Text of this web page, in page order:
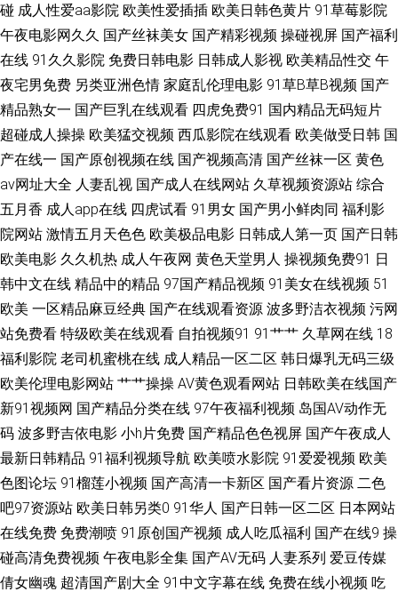
干 91传媒真人视频 www欧日美韩 九1免费网站 美欧国伦理片14 少妇人妻一
二三区 老熟女视频一区二区三 探花导航 51视频 91丝瓜视频在线播放 韩国
AA毛片 美女搞黄免费91 日韩东京热99 91超碰人人狠狠操 91在线精品视频
导航 福利看片 久久人妻 日韩欧美午夜场 在线观看成人 91免得网址 美女免
精品 91九色porn蝌科 豆花黑料看片跳转 男人手机ab天堂 一本道成人AV 91
网站做爱 国产欧美线熟精 玖玖资中文字幕视频 探花AV在线网站 亚洲色图在
线播放 AV五月花男人天堂 人妖网站 婷婷五月激情五月一本 91V观看视频
92AV视频 国产日本精品久久 欧美亚洲变态视 性欧美第三页 91成人1网韶 俺
去也AV 欧美口韩中文字目 伊人久久网站 91黑丝美女在线观看 AV资源导航大
全 免费三级成人网址 51精品在线 91美女内射网站 成人男女午夜影院 蜜臀性
爱自拍 有码se 91极速视频 AV综合福利第一导航 影音先锋成人无码av 91在
线超碰大香蕉 高清自慰成人 欧美爱就色色综合网 深夜色情污网址 91茄子看
碰 成人性爱aa影院 欧美性爱插插 欧美日韩色黄片 91草莓影院
午夜电影网久久 国产丝袜美女 国产精彩视频 操碰视屏 国产福利
在线 91久久影院 免费日韩电影 日韩成人影视 欧美精品性交 午
夜宅男免费 另类亚洲色情 家庭乱伦理电影 91草B草B视频 国产
精品熟女一 国产巨乳在线观看 四虎免费91 国内精品无码短片
超碰成人操操 欧美猛交视频 西瓜影院在线观看 欧美做受日韩 国
产在线一 国产原创视频在线 国产视频高清 国产丝袜一区 黄色
av网址大全 人妻乱视 国产成人在线网站 久草视频资源站 综合
五月香 成人app在线 四虎试看 91男女 国产男小鲜肉同 福利影
院网站 激情五月天色色 欧美极品电影 日韩成人第一页 国产日韩
欧美电影 久久机热 成人午夜网 黄色天堂男人 操视频免费91 日
韩中文在线 精品中的精品 97国产精品视频 91美女在线视频 51
欧美 一区精品麻豆经典 国产在线观看资源 波多野洁衣视频 污网
站免费看 特级欧美在线观看 自拍视频91 91艹艹 久草网在线 18
福利影院 老司机蜜桃在线 成人精品一区二区 韩日爆乳无码三级
欧美伦理电影网站 艹艹操操 AV黄色观看网站 日韩欧美在线国产
新91视频网 国产精品分类在线 97午夜福利视频 岛国AV动作无
码 波多野吉依电影 小h片免费 国产精品色色视屏 国产午夜成人
最新日韩精品 91福利视频导航 欧美喷水影院 91爱爱视频 欧美
色图论坛 91榴莲小视频 国产高清一卡新区 国产看片资源 二色
吧97资源站 欧美日韩另类0 91华人 国产日韩一区二区 日本网站
在线免费 免费潮喷 91原创国产视频 成人吃瓜福利 国产在线9 操
碰高清免费视频 午夜电影全集 国产AV无码 人妻系列 爱豆传媒
倩女幽魂 超清国产剧大全 91中文字幕在线 免费在线小视频 吃